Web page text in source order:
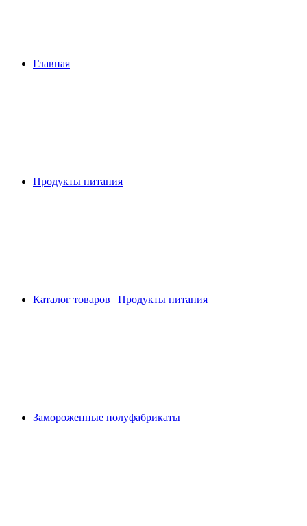
Главная
Продукты питания
Каталог товаров | Продукты питания
Замороженные полуфабрикаты